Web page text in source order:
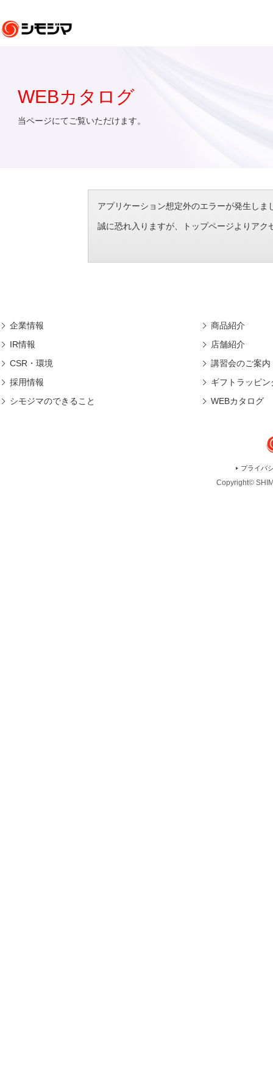
WEBカタログ
当ページにてご覧いただけます。
アプリケーション想定外のエラーが発生し
誠に恐れ入りますが、トップページよりアク
企業情報
IR情報
CSR・環境
採用情報
シモジマのできること
商品紹介
店舗紹介
講習会のご案内
ギフトラッピン
WEBカタログ
プライバ
Copyright©